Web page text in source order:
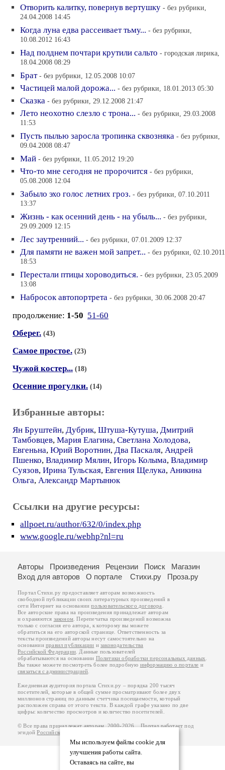
Отворить калитку, повернув вертушку - без рубрики,
24.04.2008 14:45
Когда луна едва рассеивает тьму... - без рубрики,
10.08.2012 16:43
Над полднем почтари крутили сальто - городская лирика,
18.04.2008 08:29
Брат - без рубрики, 12.05.2008 10:07
Частицей малой дорожа... - без рубрики, 18.01.2013 05:30
Сказка - без рубрики, 29.12.2008 21:47
Лето неохотно слезло с трона... - без рубрики, 29.03.2008
11:53
Пусть пылью заросла тропинка сквозняка - без рубрики,
09.04.2008 08:47
Май - без рубрики, 11.05.2012 19:20
Что-то мне сегодня не пророчится - без рубрики,
05.08.2008 12:04
Забыло эхо голос летних гроз. - без рубрики, 07.10.2011
13:37
Жизнь - как осенний день - на убыль... - без рубрики,
29.09.2009 12:15
Лес заутренний... - без рубрики, 07.01.2009 12:37
Для памяти не важен мой запрет... - без рубрики, 02.10.2011
18:53
Перестали птицы хороводиться. - без рубрики, 23.05.2009
13:08
Набросок автопортрета - без рубрики, 30.06.2008 20:47
продолжение: 1-50 51-60
Оберег. (43)
Самое простое. (23)
Чужой костер... (18)
Осенние прогулки. (14)
Избранные авторы:
Ян Бруштейн, Дубрик, Штуша-Кутуша, Дмитрий
Тамбовцев, Мария Елагина, Светлана Холодова,
Евгеньна, Юрий Воротнин, Два Паскаля, Андрей
Пшенко, Владимир Мялин, Игорь Колыма, Владимир
Суязов, Ирина Тульская, Евгения Щелука, Аникина
Ольга, Александр Мартынюк
Ссылки на другие ресурсы:
allpoet.ru/author/632/0/index.php
www.google.ru/webhp?nl=ru
Мы используем файлы cookie для
улучшения работы сайта.
Оставаясь на сайте, вы
Авторы Произведения Рецензии Поиск
Магазин
Вход для авторов
О портале Стихи.ру Проза.ру
Портал Стихи.ру предоставляет авторам возможность
свободной публикации своих литературных произведений в
сети Интернет на основаниипользовательского договора
Все авторские права на произведения принадлежат авторам
и охраняются законом . Перепечатка произведений возможна
только с согласия его автора, к которому вы можете
обратиться на его авторской странице. Ответственность за
тексты произведений авторы несут самостоятельно на
основанииправил публикации изаконодательства
Российской Федерации . Данные пользователей
обрабатываются на основании Политики обработки персональных данных
Вы также можете посмотреть более подробную информацию о портале и
связаться с администрацией
Ежедневная аудитория портала Стихи.ру – порядка 200 тысяч
посетителей, которые в общей сумме просматривают более двух
миллионов страниц по данным счетчика посещаемости, который
расположен справа от этого текста. В каждой графе указано по две
цифры: количество просмотров и количество посетителей.
© Все права принадлежат авторам, 2000-2026. Портал работает под
эгидойРоссийского союза писателей